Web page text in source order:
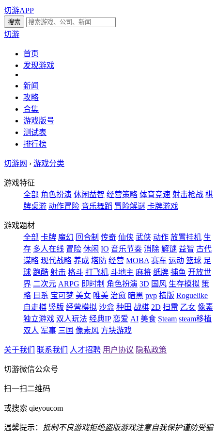
切游APP
切游
首页
发现游戏
新闻
攻略
合集
游戏版号
测试表
排行榜
切游网 › 游戏分类
游戏特征
全部 角色扮演 休闲益智 经营策略 体育竞速 射击枪战 棋
牌桌游 动作冒险 音乐舞蹈 冒险解谜 卡牌游戏
游戏题材
全部 卡牌 魔幻 回合制 传奇 仙侠 武侠 动作 放置挂机 生
存 多人在线 冒险 休闲 IO 音乐节奏 消除 解谜 益智 古代
谋略 现代战略 养成 塔防 经营 MOBA 赛车 运动 篮球 足
球 跑酷 射击 格斗 打飞机 斗地主 麻将 纸牌 捕鱼 开放世
界 二次元 ARPG 即时制 角色扮演 3D 国风 生存模拟 策
略 日系 宝可梦 美女 唯美 治愈 暗黑 pvp 横版 Roguelike
自走棋 竖版 经营模拟 沙盒 种田 战棋 2D 扫雷 乙女 像素
独立游戏 双人玩法 经典IP 恋爱 AI 美食 Steam steam移植
双人 军事 三国 像素风 方块游戏
关于我们 联系我们 人才招聘 用户协议 隐私政策
切游微信公众号
扫一扫二维码
或搜索 qieyoucom
温馨提示： 抵制不良游戏拒绝盗版游戏注意自我保护谨防受骗